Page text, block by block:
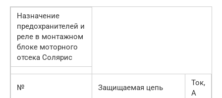
Назначение
предохранителей и
реле в монтажном
блоке моторного
отсека Солярис
№ Защищаемая цепь
Ток,
А